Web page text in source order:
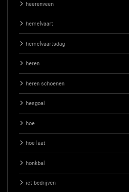
heerenveen
hemelvaart
hemelvaartsdag
heren
heren schoenen
hesgoal
hoe
hoe laat
honkbal
ict bedrijven